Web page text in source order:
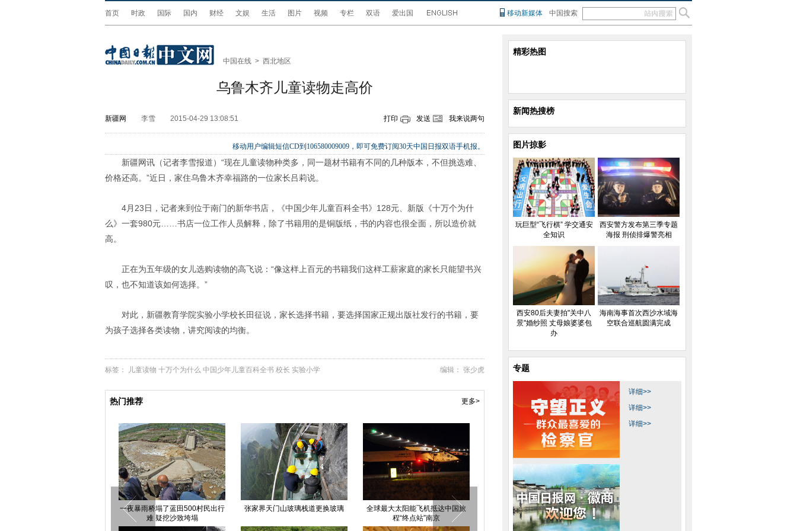
首页 时政 国际 国内 财经 文娱 生活 图片 视频 专栏 双语 爱出国 移动新媒体 中国搜索
中国在线 > 西北地区
乌鲁木齐儿童读物走高价
新疆网 李雪 2015-04-29 13:08:51 打印 发送 我来说两句
移动用户编辑短信CD到106580009009，即可免费订阅30天中国日报双语手机报。
新疆网讯（记者李雪报道）“现在儿童读物种类多，同一题材书籍有不同的几种版本，不但挑选难、
价格还高。”近日，家住乌鲁木齐幸福路的一位家长吕莉说。
4月23日，记者来到位于南门的新华书店，《中国少年儿童百科全书》128元、新版《十万个为什
么》一套980元……书店一位工作人员解释，除了书籍用的是铜版纸，书的内容也很全面，所以造价就
高。
正在为五年级的女儿选购读物的高飞说：“像这样上百元的书籍我们这样工薪家庭的家长只能望书兴
叹，也不知道该如何选择。”
对此，新疆教育学院实验小学校长田征说，家长选择书籍，要选择国家正规出版社发行的书籍，要
为孩子选择各类读物，讲究阅读的均衡。
编辑： 张少虎
标签： 儿童读物 十万个为什么 中国少年儿童百科全书 校长 实验小学
热门推荐 更多>
玩巨型“飞行棋” 学交通安全知识
西安警方发布第三季专题海报 刑
一夜暴雨桥塌了蓝田500村民出行
难 疑挖沙致垮塌
张家界天门山玻璃栈道更换玻璃
全球最大太阳能飞机抵达中国旅
程“终点站”南京
精彩热图
新闻热搜榜
图片掠影
玩巨型“飞行棋” 学交通安
全知识
西安警方发布第三季专题
海报 刑侦排爆警亮相
西安80后夫妻拍"关中八
景"婚纱照 丈母娘婆婆包
办
海南海事首次西沙水域海
空联合巡航圆满完成
专题
详细>>
详细>>
详细>>